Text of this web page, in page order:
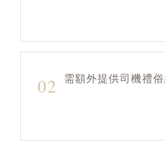
02 需額外提供司機禮